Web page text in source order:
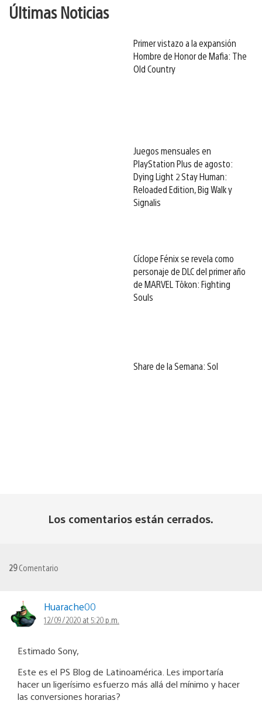
Últimas Noticias
Primer vistazo a la expansión
Hombre de Honor de Mafia: The
Old Country
Juegos mensuales en
PlayStation Plus de agosto:
Dying Light 2 Stay Human:
Reloaded Edition, Big Walk y
Signalis
Cíclope Fénix se revela como
personaje de DLC del primer año
de MARVEL Tōkon: Fighting
Souls
Share de la Semana: Sol
Los comentarios están cerrados.
29Comentario
Huarache00
12/09/2020 at 5:20 p.m.
Estimado Sony,
Este es el PS Blog de Latinoamérica. Les importaría
hacer un ligerísimo esfuerzo más allá del mínimo y hacer
las conversiones horarias?